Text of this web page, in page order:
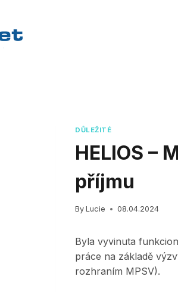
DŮLEŽITÉ
HELIOS –
příjmu
By Lucie 08.04.2024
Byla vyvinuta
práce na základě
rozhraním MPSV).